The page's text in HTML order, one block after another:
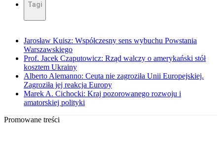
Tagi
Jarosław Kuisz: Współczesny sens wybuchu Powstania
Warszawskiego
Prof. Jacek Czaputowicz: Rząd walczy o amerykański stół
kosztem Ukrainy
Alberto Alemanno: Ceuta nie zagroziła Unii Europejskiej.
Zagroziła jej reakcja Europy
Marek A. Cichocki: Kraj pozorowanego rozwoju i
amatorskiej polityki
Promowane treści